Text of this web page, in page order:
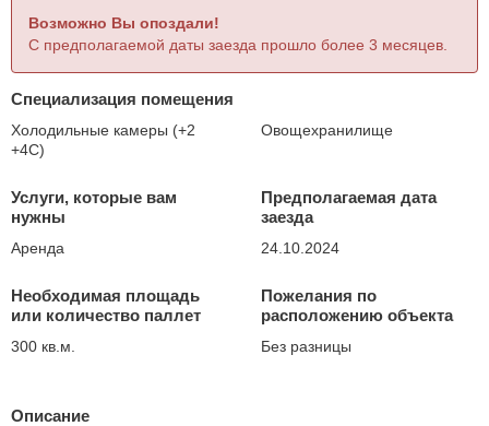
Возможно Вы опоздали!
С предполагаемой даты заезда прошло более 3 месяцев.
Специализация помещения
Холодильные камеры (+2
+4С)
Овощехранилище
Услуги, которые вам
нужны
Аренда
Необходимая площадь
или количество паллет
300 кв.м.
Предполагаемая дата
заезда
24.10.2024
Пожелания по
расположению объекта
Без разницы
Описание